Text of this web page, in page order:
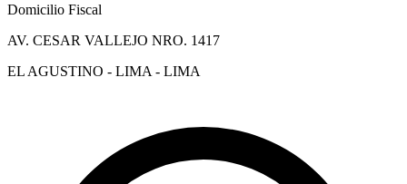
Domicilio Fiscal
AV. CESAR VALLEJO NRO. 1417
EL AGUSTINO - LIMA - LIMA